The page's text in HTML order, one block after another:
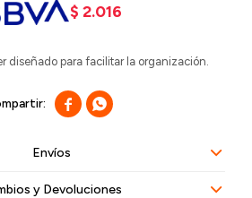
$ 2.016
diseñado para facilitar la organización.
 
Envíos
y Devoluciones